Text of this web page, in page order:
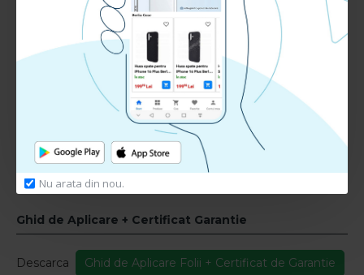
Nu arata din nou.
Duritate: 9H
RECENZII CLIENTI:
Nu sunt recenzii la acest produs.
Adauga Recenzie
Te rugamautentifica-tesauinregistreaza un cont nou
pentru a putea lasa o recenzie
Ghid de Aplicare + Certificat Garantie
Descarca Ghid de Aplicare Folii + Certificat de Garantie